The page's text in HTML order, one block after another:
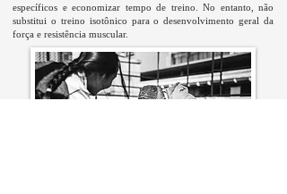
específicos e economizar tempo de treino. No entanto, não
substitui o treino isotônico para o desenvolvimento geral da
força e resistência muscular.